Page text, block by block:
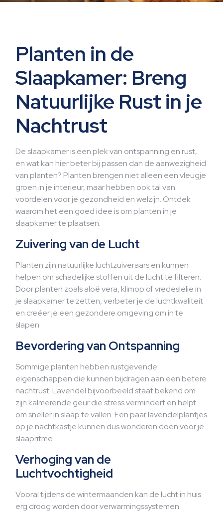
ht
Planten in de
Slaapkamer: Breng
Natuurlijke Rust in je
Nachtrust
De slaapkamer is een plek van ontspanning en rust,
en wat kan hier beter bij passen dan de aanwezigheid
van planten? Planten brengen niet alleen een vleugje
groen in je interieur, maar hebben ook tal van
voordelen voor je gezondheid en welzijn. Ontdek
waarom het een goed idee is om planten in je
slaapkamer te plaatsen.
Zuivering van de Lucht
Planten zijn natuurlijke luchtzuiveraars en kunnen
helpen om schadelijke stoffen uit de lucht te filteren.
Door planten zoals aloë vera, klimop of vredeslelie in
je slaapkamer te zetten, verbeter je de luchtkwaliteit
en creëer je een gezondere omgeving om in te
slapen.
Bevordering van Ontspanning
Sommige planten hebben rustgevende
eigenschappen die kunnen bijdragen aan een betere
nachtrust. Lavendel bijvoorbeeld staat bekend om
zijn kalmerende geur die stress vermindert en helpt
om sneller in slaap te vallen. Een paar lavendelplantjes
op je nachtkastje kunnen dus wonderen doen voor je
slaapritme.
Verhoging van de
Luchtvochtigheid
Vooral tijdens de wintermaanden kan de lucht in huis
erg droog worden door verwarmingssystemen.